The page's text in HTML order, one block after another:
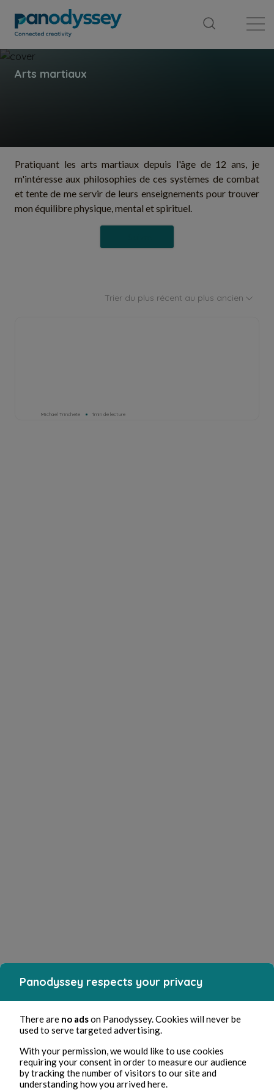
Pratiquant les arts martiaux depuis l'âge de 12 ans, je
m'intéresse aux philosophies de ces systèmes de combat
et tente de me servir de leurs enseignements pour trouver
mon équilibre physique, mental et spirituel.
Trier du plus récent au plus ancien
Michael Trinchete 1min de lecture
Panodyssey respects your privacy
There are no adson Panodyssey. Cookies will never be
used to serve targeted advertising.
With your permission, we would like to use cookies
requiring your consent in order to measure our audience
by tracking the number of visitors to our site and
understanding how you arrived here.